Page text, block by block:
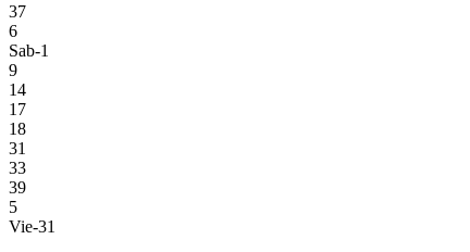
37
6
Sab-1
9
14
17
18
31
33
39
5
Vie-31